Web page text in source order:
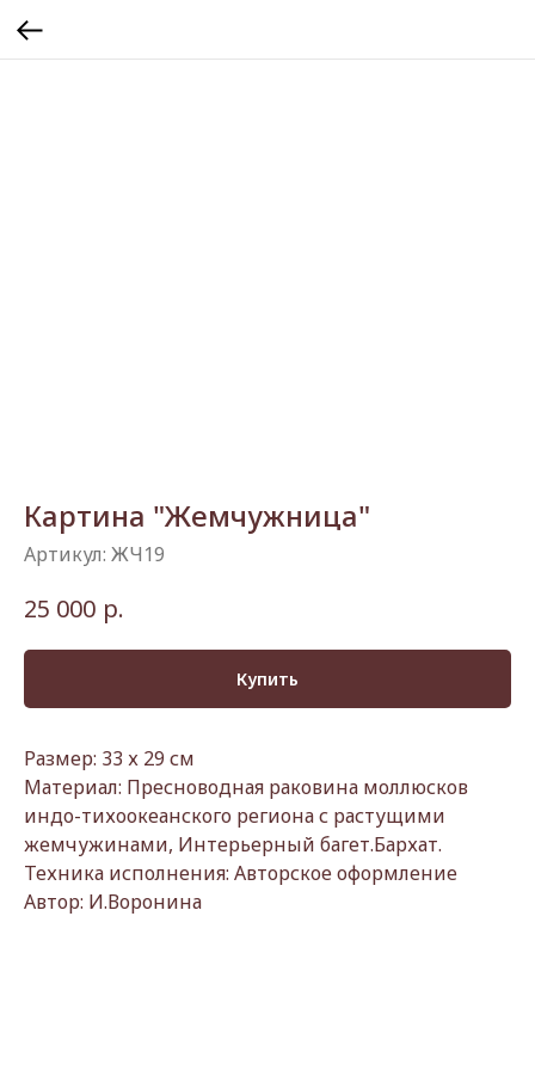
Картина "Жемчужница"
Артикул: ЖЧ19
25 000 р.
Купить
Размер: 33 х 29 см
Материал: Пресноводная раковина моллюсков
индо-тихоокеанского региона с растущими
жемчужинами, Интерьерный багет.Бархат.
Техника исполнения: Авторское оформление
Автор: И.Воронина